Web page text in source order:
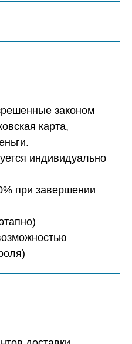
законом
карта,
индивидуально
при завершении